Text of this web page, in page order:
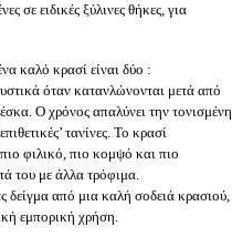
σε ειδικές ξύλινες θήκες, για
καλό κρασί είναι δύο :
όταν κατανλώνονται μετά από
Ο χρόνος απαλύνει την τονισμένη
τανίνες. Το κρασί
πιο φιλικό, πιο κομψό και πιο
του με άλλα τρόφιμα.
από μια καλή σοδειά κρασιού,
εμπορική χρήση.